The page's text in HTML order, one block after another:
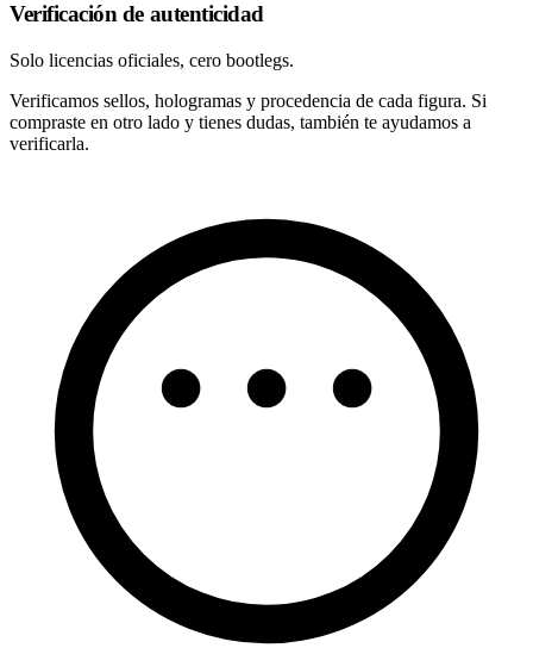
Verificación de autenticidad
Solo licencias oficiales, cero bootlegs.
Verificamos sellos, hologramas y procedencia de cada figura. Si
compraste en otro lado y tienes dudas, también te ayudamos a
verificarla.